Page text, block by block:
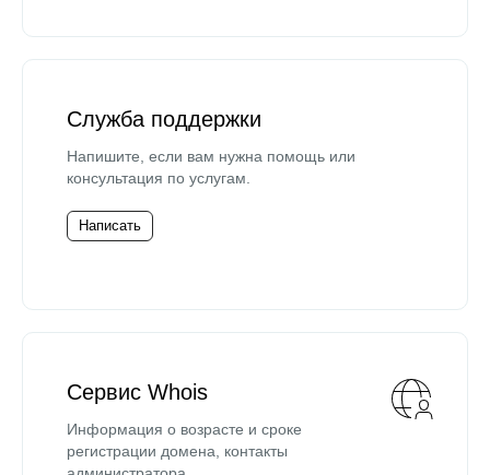
Служба поддержки
Напишите, если вам нужна помощь или
консультация по услугам.
Написать
Сервис Whois
Информация о возрасте и сроке
регистрации домена, контакты